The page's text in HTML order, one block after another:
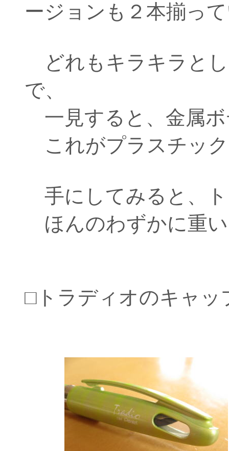
ージョンも２本揃っ
どれもキラキラと
で、
一見すると、金属
これがプラスチッ
手にしてみると、
ほんのわずかに重
□トラディオのキャッ